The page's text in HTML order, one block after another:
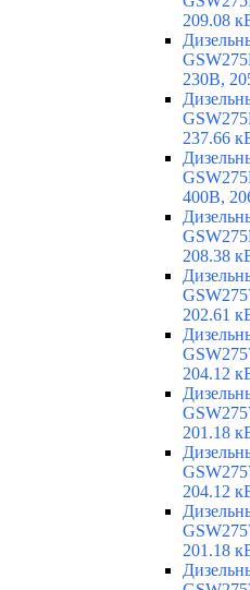
209.08
230В,
237.66
400В,
208.38
202.61
204.12
201.18
204.12
201.18